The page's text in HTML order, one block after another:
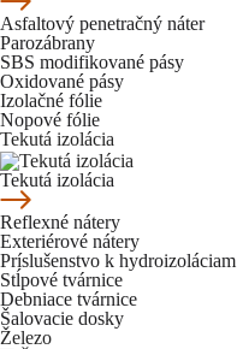
Asfaltový penetračný náter
Parozábrany
SBS modifikované pásy
Oxidované pásy
Izolačné fólie
Nopové fólie
Tekutá izolácia
Tekutá izolácia
Reflexné nátery
Exteriérové nátery
Príslušenstvo k hydroizoláciam
Stĺpové tvárnice
Debniace tvárnice
Šalovacie dosky
Železo